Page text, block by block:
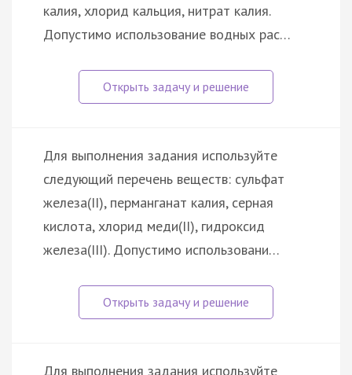
калия, хлорид кальция, нитрат калия.
Допустимо использование водных рас…
Для выполнения задания используйте
следующий перечень веществ: сульфат
железа(II), перманганат калия, серная
кислота, хлорид меди(II), гидроксид
железа(III). Допустимо использовани…
Для выполнения задания используйте